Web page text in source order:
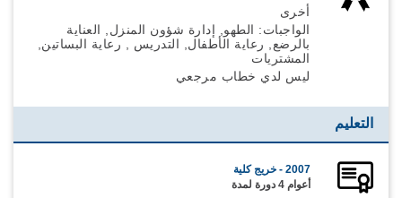
أخرى
الواجبات: الطهو, إدارة شؤون المنزل, العناية
بالرضع, رعاية الأطفال, التدريس , رعاية البساتين,
المشتريات
ليس لدي خطاب مرجعي
التعليم
2007 - خريج كلية
أعوام 4 دورة لمدة